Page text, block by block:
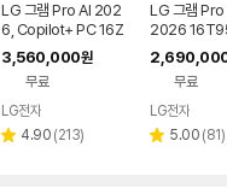
LG 그램 Pro AI 202
6, Copilot+ PC 16Z
90U-KU7WK
3,560,000원
무료
LG전자
별 4.90 리
(213)
LG 그램
2026
5WK
무료
LG전자
별 5.00 리
(81)